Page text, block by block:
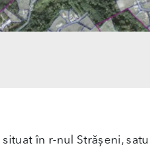
situat în r-nul Strășeni, satul